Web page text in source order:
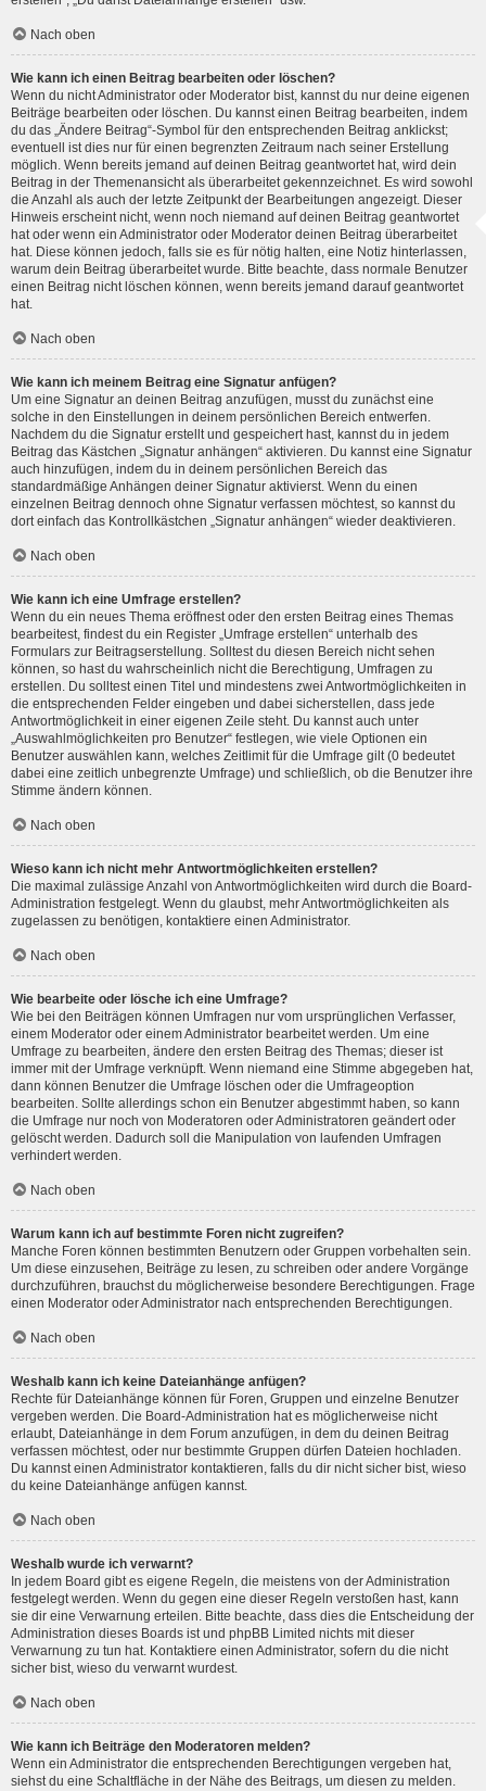
Nach oben
Wie kann ich einen Beitrag bearbeiten oder löschen?
Wenn du nicht Administrator oder Moderator bist, kannst du nur deine eigenen
Beiträge bearbeiten oder löschen. Du kannst einen Beitrag bearbeiten, indem
du das „Ändere Beitrag“-Symbol für den entsprechenden Beitrag anklickst;
eventuell ist dies nur für einen begrenzten Zeitraum nach seiner Erstellung
möglich. Wenn bereits jemand auf deinen Beitrag geantwortet hat, wird dein
Beitrag in der Themenansicht als überarbeitet gekennzeichnet. Es wird sowohl
die Anzahl als auch der letzte Zeitpunkt der Bearbeitungen angezeigt. Dieser
Hinweis erscheint nicht, wenn noch niemand auf deinen Beitrag geantwortet
hat oder wenn ein Administrator oder Moderator deinen Beitrag überarbeitet
hat. Diese können jedoch, falls sie es für nötig halten, eine Notiz hinterlassen,
warum dein Beitrag überarbeitet wurde. Bitte beachte, dass normale Benutzer
einen Beitrag nicht löschen können, wenn bereits jemand darauf geantwortet
hat.
Nach oben
Wie kann ich meinem Beitrag eine Signatur anfügen?
Um eine Signatur an deinen Beitrag anzufügen, musst du zunächst eine
solche in den Einstellungen in deinem persönlichen Bereich entwerfen.
Nachdem du die Signatur erstellt und gespeichert hast, kannst du in jedem
Beitrag das Kästchen „Signatur anhängen“ aktivieren. Du kannst eine Signatur
auch hinzufügen, indem du in deinem persönlichen Bereich das
standardmäßige Anhängen deiner Signatur aktivierst. Wenn du einen
einzelnen Beitrag dennoch ohne Signatur verfassen möchtest, so kannst du
dort einfach das Kontrollkästchen „Signatur anhängen“ wieder deaktivieren.
Nach oben
Wie kann ich eine Umfrage erstellen?
Wenn du ein neues Thema eröffnest oder den ersten Beitrag eines Themas
bearbeitest, findest du ein Register „Umfrage erstellen“ unterhalb des
Formulars zur Beitragserstellung. Solltest du diesen Bereich nicht sehen
können, so hast du wahrscheinlich nicht die Berechtigung, Umfragen zu
erstellen. Du solltest einen Titel und mindestens zwei Antwortmöglichkeiten in
die entsprechenden Felder eingeben und dabei sicherstellen, dass jede
Antwortmöglichkeit in einer eigenen Zeile steht. Du kannst auch unter
„Auswahlmöglichkeiten pro Benutzer“ festlegen, wie viele Optionen ein
Benutzer auswählen kann, welches Zeitlimit für die Umfrage gilt (0 bedeutet
dabei eine zeitlich unbegrenzte Umfrage) und schließlich, ob die Benutzer ihre
Stimme ändern können.
Nach oben
Wieso kann ich nicht mehr Antwortmöglichkeiten erstellen?
Die maximal zulässige Anzahl von Antwortmöglichkeiten wird durch die Board-
Administration festgelegt. Wenn du glaubst, mehr Antwortmöglichkeiten als
zugelassen zu benötigen, kontaktiere einen Administrator.
Nach oben
Wie bearbeite oder lösche ich eine Umfrage?
Wie bei den Beiträgen können Umfragen nur vom ursprünglichen Verfasser,
einem Moderator oder einem Administrator bearbeitet werden. Um eine
Umfrage zu bearbeiten, ändere den ersten Beitrag des Themas; dieser ist
immer mit der Umfrage verknüpft. Wenn niemand eine Stimme abgegeben hat,
dann können Benutzer die Umfrage löschen oder die Umfrageoption
bearbeiten. Sollte allerdings schon ein Benutzer abgestimmt haben, so kann
die Umfrage nur noch von Moderatoren oder Administratoren geändert oder
gelöscht werden. Dadurch soll die Manipulation von laufenden Umfragen
verhindert werden.
Nach oben
Warum kann ich auf bestimmte Foren nicht zugreifen?
Manche Foren können bestimmten Benutzern oder Gruppen vorbehalten sein.
Um diese einzusehen, Beiträge zu lesen, zu schreiben oder andere Vorgänge
durchzuführen, brauchst du möglicherweise besondere Berechtigungen. Frage
einen Moderator oder Administrator nach entsprechenden Berechtigungen.
Nach oben
Weshalb kann ich keine Dateianhänge anfügen?
Rechte für Dateianhänge können für Foren, Gruppen und einzelne Benutzer
vergeben werden. Die Board-Administration hat es möglicherweise nicht
erlaubt, Dateianhänge in dem Forum anzufügen, in dem du deinen Beitrag
verfassen möchtest, oder nur bestimmte Gruppen dürfen Dateien hochladen.
Du kannst einen Administrator kontaktieren, falls du dir nicht sicher bist, wieso
du keine Dateianhänge anfügen kannst.
Nach oben
Weshalb wurde ich verwarnt?
In jedem Board gibt es eigene Regeln, die meistens von der Administration
festgelegt werden. Wenn du gegen eine dieser Regeln verstoßen hast, kann
sie dir eine Verwarnung erteilen. Bitte beachte, dass dies die Entscheidung der
Administration dieses Boards ist und phpBB Limited nichts mit dieser
Verwarnung zu tun hat. Kontaktiere einen Administrator, sofern du die nicht
sicher bist, wieso du verwarnt wurdest.
Nach oben
Wie kann ich Beiträge den Moderatoren melden?
Wenn ein Administrator die entsprechenden Berechtigungen vergeben hat,
siehst du eine Schaltfläche in der Nähe des Beitrags, um diesen zu melden.